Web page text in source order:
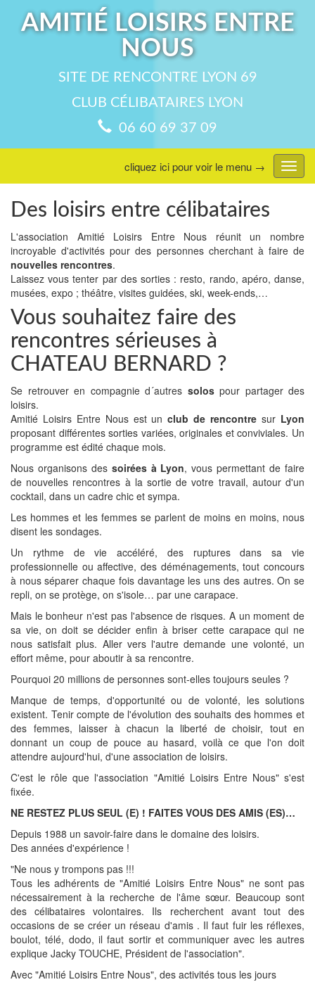
AMITIÉ LOISIRS ENTRE
NOUS
SITE DE RENCONTRE LYON 69
CLUB CÉLIBATAIRES LYON
06 60 69 37 09
menu
cliquez ici pour voir le menu →
Des loisirs entre célibataires
L'association Amitié Loisirs Entre Nous réunit un nombre
incroyable d'activités pour des personnes cherchant à faire de
nouvelles rencontres.
Laissez vous tenter par des sorties : resto, rando, apéro, danse,
musées, expo ; théâtre, visites guidées, ski, week-ends,…
Vous souhaitez faire des
rencontres sérieuses à
CHATEAU BERNARD ?
Se retrouver en compagnie d´autres solospour partager des
loisirs.
Amitié Loisirs Entre Nous est unclub de rencontre sur Lyon
proposant différentes sorties variées, originales et conviviales. Un
programme est édité chaque mois.
Nous organisons des soirées à Lyon, vous permettant de faire
de nouvelles rencontres à la sortie de votre travail, autour d'un
cocktail, dans un cadre chic et sympa.
Les hommes et les femmes se parlent de moins en moins, nous
disent les sondages.
Un rythme de vie accéléré, des ruptures dans sa vie
professionnelle ou affective, des déménagements, tout concours
à nous séparer chaque fois davantage les uns des autres. On se
repli, on se protège, on s'isole… par une carapace.
Mais le bonheur n'est pas l'absence de risques. A un moment de
sa vie, on doit se décider enfin à briser cette carapace qui ne
nous satisfait plus. Aller vers l'autre demande une volonté, un
effort même, pour aboutir à sa rencontre.
Pourquoi 20 millions de personnes sont-elles toujours seules ?
Manque de temps, d'opportunité ou de volonté, les solutions
existent. Tenir compte de l'évolution des souhaits des hommes et
des femmes, laisser à chacun la liberté de choisir, tout en
donnant un coup de pouce au hasard, voilà ce que l'on doit
attendre aujourd'hui, d'une association de loisirs.
C'est le rôle que l'association "Amitié Loisirs Entre Nous" s'est
fixée.
NE RESTEZ PLUS SEUL (E) ! FAITES VOUS DES AMIS (ES)…
Depuis 1988 un savoir-faire dans le domaine des loisirs.
Des années d'expérience !
"Ne nous y trompons pas !!!
Tous les adhérents de "Amitié Loisirs Entre Nous" ne sont pas
nécessairement à la recherche de l'âme sœur. Beaucoup sont
des célibataires volontaires. Ils recherchent avant tout des
occasions de se créer un réseau d'amis . Il faut fuir les réflexes,
boulot, télé, dodo, il faut sortir et communiquer avec les autres
explique Jacky TOUCHE, Président de l'association".
Avec "Amitié Loisirs Entre Nous", des activités tous les jours